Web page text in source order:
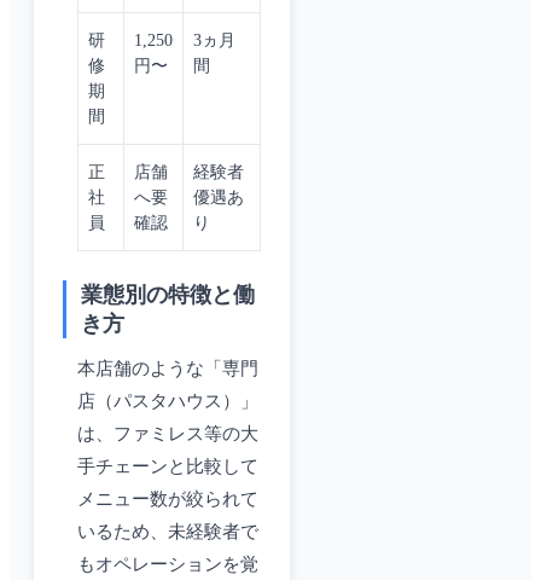
研
修
期
間
1,250
円〜
3ヵ月
間
正
社
員
店舗
へ要
確認
経験者
優遇あ
り
業態別の特徴と働
き方
本店舗のような「専門
店（パスタハウス）」
は、ファミレス等の大
手チェーンと比較して
メニュー数が絞られて
いるため、未経験者で
もオペレーションを覚